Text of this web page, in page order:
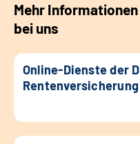
Mehr
bei uns
Online-Dienste der